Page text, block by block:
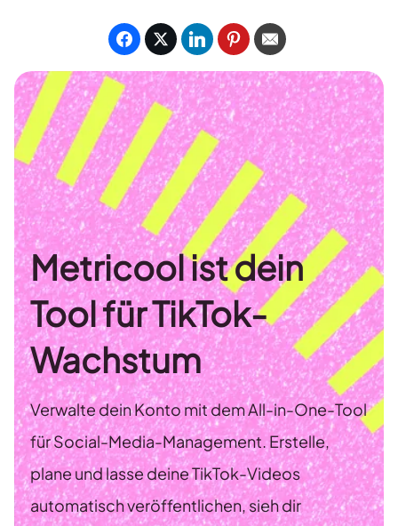
Metricool ist dein
Tool für TikTok-
Wachstum
Verwalte dein Konto mit dem All-in-One-Tool
für Social-Media-Management. Erstelle,
plane und lasse deine TikTok-Videos
automatisch veröffentlichen, sieh dir